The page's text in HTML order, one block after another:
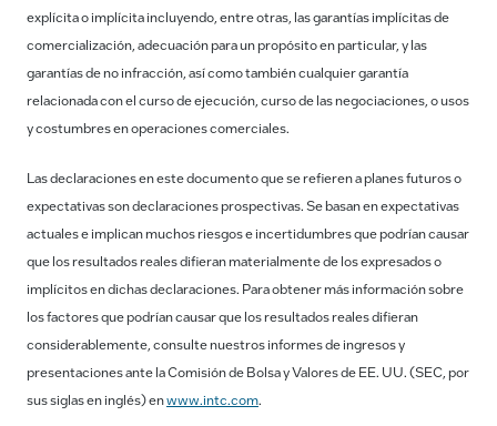
explícita o implícita incluyendo, entre otras, las garantías implícitas de
comercialización, adecuación para un propósito en particular, y las
garantías de no infracción, así como también cualquier garantía
relacionada con el curso de ejecución, curso de las negociaciones, o usos
y costumbres en operaciones comerciales.
Las declaraciones en este documento que se refieren a planes futuros o
expectativas son declaraciones prospectivas. Se basan en expectativas
actuales e implican muchos riesgos e incertidumbres que podrían causar
que los resultados reales difieran materialmente de los expresados o
implícitos en dichas declaraciones. Para obtener más información sobre
los factores que podrían causar que los resultados reales difieran
considerablemente, consulte nuestros informes de ingresos y
presentaciones ante la Comisión de Bolsa y Valores de EE. UU. (SEC, por
sus siglas en inglés) enwww.intc.com.